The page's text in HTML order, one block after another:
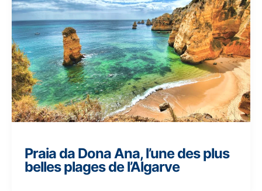
Praia da Dona Ana, l’une des plus
belles plages de l’Algarve